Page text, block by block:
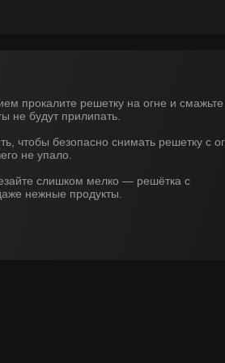
прокалите решетку на огне и смажьте
не будут прилипать.
чтобы безопасно снимать решетку с
не упало.
слишком мелко — решётка с
нежные продукты.